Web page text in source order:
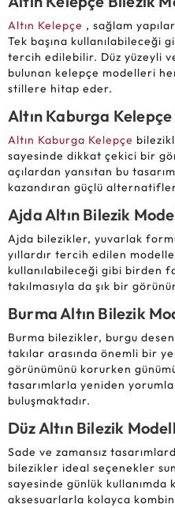
Altın Kelepçe , sağlam
Tek başına kullanılabileceği
tercih edilebilir. Düz yüzeyli
bulunan kelepçe modelleri
stillere hitap eder.
Altın Kaburga
Altın Kaburga Kelepçe
sayesinde dikkat çekici bir
açılardan yansıtan bu
kazandıran güçlü
Ajda Altın Bilezik
Ajda bilezikler, yuvarlak
yıllardır tercih edilen
kullanılabileceği gibi birden
takılmasıyla da şık bir
Burma Altın Bilezik
Burma bilezikler, burgu
takılar arasında önemli bir
görünümünü korurken
tasarımlarla yeniden
buluşmaktadır.
Düz Altın Bilezik
Sade ve zamansız
bilezikler ideal seçenekler
sayesinde günlük
aksesuarlarla kolayca